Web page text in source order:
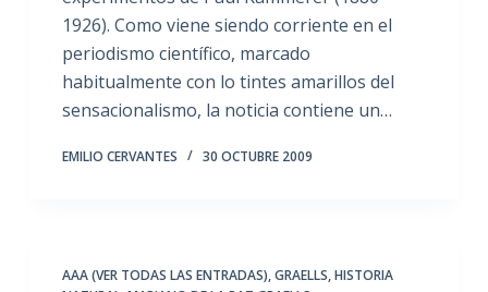
1926). Como viene siendo corriente en el
periodismo científico, marcado
habitualmente con lo tintes amarillos del
sensacionalismo, la noticia contiene un…
EMILIO CERVANTES 30 OCTUBRE 2009
AAA (VER TODAS LAS ENTRADAS),GRAELLS,HISTORIA